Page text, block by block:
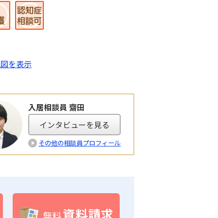
を表示
入居相談員 齋田
インタビューを見る
その他の相談員プロフィール
資料請求